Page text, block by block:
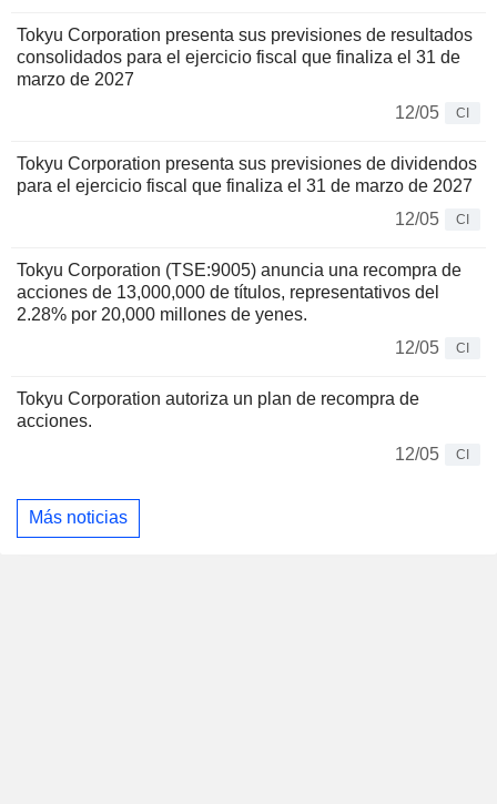
Tokyu Corporation presenta sus previsiones de resultados
consolidados para el ejercicio fiscal que finaliza el 31 de
marzo de 2027
12/05
CI
Tokyu Corporation presenta sus previsiones de dividendos
para el ejercicio fiscal que finaliza el 31 de marzo de 2027
12/05
CI
Tokyu Corporation (TSE:9005) anuncia una recompra de
acciones de 13,000,000 de títulos, representativos del
2.28% por 20,000 millones de yenes.
12/05
CI
Tokyu Corporation autoriza un plan de recompra de
acciones.
12/05
CI
Más noticias